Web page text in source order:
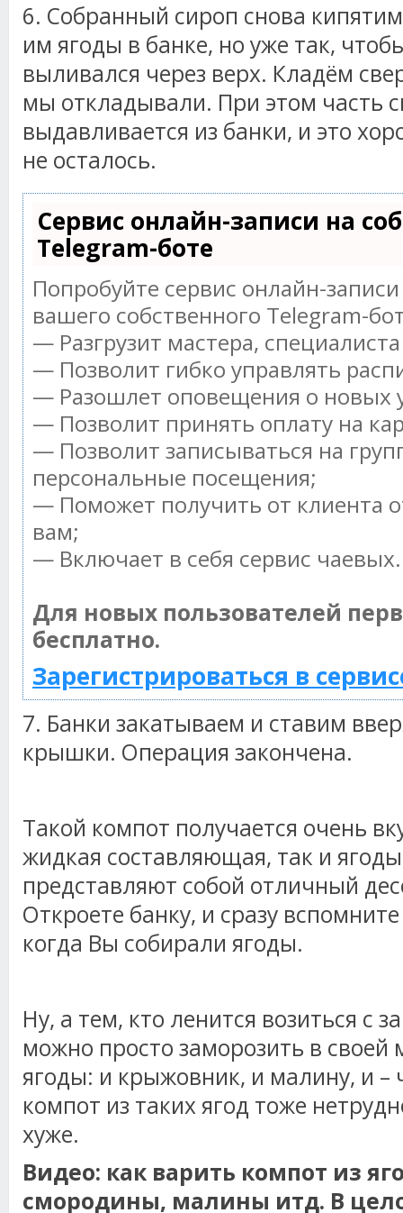
6. Собранный сироп снова
им ягоды в банке, но уже так,
выливался через верх. Кладём
мы откладывали. При этом часть
выдавливается из банки, и это
не осталось.
Сервис онлайн-записи на
Telegram-боте
Попробуйте сервис онлайн-
вашего собственного Telegram-
— Разгрузит мастера,
— Позволит гибко управлять
— Разошлет оповещения о новых
— Позволит принять оплату на
— Позволит записываться на
персональные посещения;
— Поможет получить от клиента
вам;
— Включает в себя сервис чаевых.
Для новых пользователей
бесплатно.
Зарегистрироваться в
7. Банки закатываем и ставим
крышки. Операция закончена.
Такой компот получается очень
жидкая составляющая, так и
представляют собой отличный
Откроете банку, и сразу
когда Вы собирали ягоды.
Ну, а тем, кто ленится возиться с
можно просто заморозить в
ягоды: и крыжовник, и малину, и –
компот из таких ягод тоже
хуже.
Видео: как варить компот из
смородины, малины итд. В